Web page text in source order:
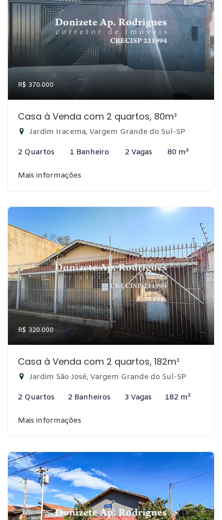
R$ 370.000
Casa à Venda com 2 quartos, 80m²
Jardim Iracema, Vargem Grande do Sul-SP
2 Quartos 1 Banheiro 2 Vagas 80 m²
Mais informações
R$ 320.000
Casa à Venda com 2 quartos, 182m²
Jardim São José, Vargem Grande do Sul-SP
2 Quartos 2 Banheiros 3 Vagas 182 m²
Mais informações